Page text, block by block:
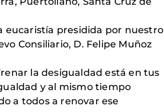
eucaristía presidida por nuestro
Consiliario, D. Felipe Muñoz
la desigualdad está en tus
y al mismo tiempo
a todos a renovar ese